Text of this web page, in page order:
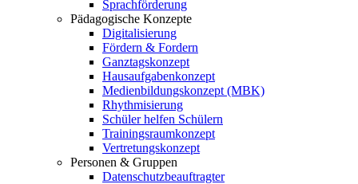
Sprachförderung
Pädagogische Konzepte
Digitalisierung
Fördern & Fordern
Ganztagskonzept
Hausaufgabenkonzept
Medienbildungskonzept (MBK)
Rhythmisierung
Schüler helfen Schülern
Trainingsraumkonzept
Vertretungskonzept
Personen & Gruppen
Datenschutzbeauftragter